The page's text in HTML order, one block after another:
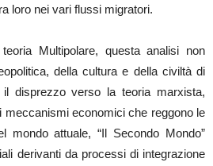
loro nei vari flussi migratori.
Multipolare, questa analisi non
della cultura e della civiltà di
il disprezzo verso la teoria marxista,
meccanismi economici che reggono le
mondo attuale, “Il Secondo Mondo”
derivanti da processi di integrazione